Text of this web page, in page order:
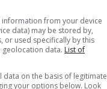
from your device
data) may be stored by,
or used specifically by this
geolocation data. List of
data on the basis of legitimate
your options below. Look